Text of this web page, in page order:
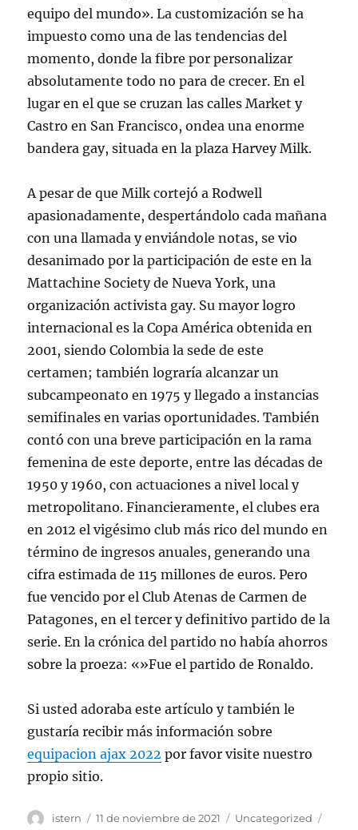
equipo del mundo». La customización se ha
impuesto como una de las tendencias del
momento, donde la fibre por personalizar
absolutamente todo no para de crecer. En el
lugar en el que se cruzan las calles Market y
Castro en San Francisco, ondea una enorme
bandera gay, situada en la plaza Harvey Milk.
A pesar de que Milk cortejó a Rodwell
apasionadamente, despertándolo cada mañana
con una llamada y enviándole notas, se vio
desanimado por la participación de este en la
Mattachine Society de Nueva York, una
organización activista gay. Su mayor logro
internacional es la Copa América obtenida en
2001, siendo Colombia la sede de este
certamen; también lograría alcanzar un
subcampeonato en 1975 y llegado a instancias
semifinales en varias oportunidades. También
contó con una breve participación en la rama
femenina de este deporte, entre las décadas de
1950 y 1960, con actuaciones a nivel local y
metropolitano. Financieramente, el clubes era
en 2012 el vigésimo club más rico del mundo en
término de ingresos anuales, generando una
cifra estimada de 115 millones de euros. Pero
fue vencido por el Club Atenas de Carmen de
Patagones, en el tercer y definitivo partido de la
serie. En la crónica del partido no había ahorros
sobre la proeza: «»Fue el partido de Ronaldo.
Si usted adoraba este artículo y también le
gustaría recibir más información sobre
equipacion ajax 2022 por favor visite nuestro
propio sitio.
Autor
istern
Publicado
11 de noviembre de 2021 Categorías
Uncategorized